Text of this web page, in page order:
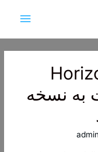
اصلی
به نسخه
admin